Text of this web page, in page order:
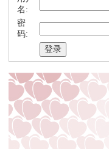
名:
密
码: